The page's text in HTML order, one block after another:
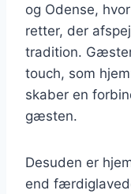
og Odense,
retter, der
tradition.
touch, som
skaber en
gæsten.
Desuden er
end